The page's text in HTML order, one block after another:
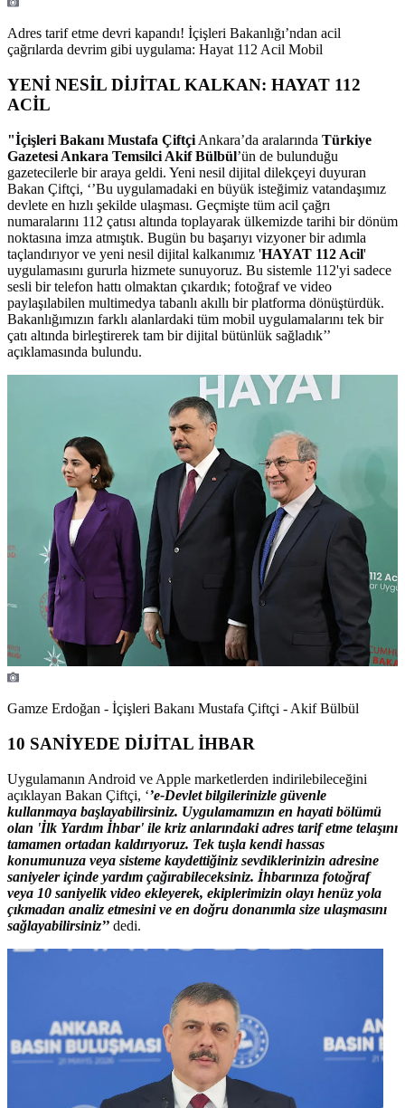
Adres tarif etme devri kapandı! İçişleri Bakanlığı’ndan acil
çağrılarda devrim gibi uygulama: Hayat 112 Acil Mobil
YENİ NESİL DİJİTAL KALKAN: HAYAT 112
ACİL
"İçişleri Bakanı Mustafa Çiftçi Ankara’da aralarında Türkiye
Gazetesi Ankara Temsilci Akif Bülbül’ün de bulunduğu
gazetecilerle bir araya geldi. Yeni nesil dijital dilekçeyi duyuran
Bakan Çiftçi, ‘’Bu uygulamadaki en büyük isteğimiz vatandaşımız
devlete en hızlı şekilde ulaşması. Geçmişte tüm acil çağrı
numaralarını 112 çatısı altında toplayarak ülkemizde tarihi bir dönüm
noktasına imza atmıştık. Bugün bu başarıyı vizyoner bir adımla
taçlandırıyor ve yeni nesil dijital kalkanımız 'HAYAT 112 Acil'
uygulamasını gururla hizmete sunuyoruz. Bu sistemle 112'yi sadece
sesli bir telefon hattı olmaktan çıkardık; fotoğraf ve video
paylaşılabilen multimedya tabanlı akıllı bir platforma dönüştürdük.
Bakanlığımızın farklı alanlardaki tüm mobil uygulamalarını tek bir
çatı altında birleştirerek tam bir dijital bütünlük sağladık’’
açıklamasında bulundu.
Gamze Erdoğan - İçişleri Bakanı Mustafa Çiftçi - Akif Bülbül
10 SANİYEDE DİJİTAL İHBAR
Uygulamanın Android ve Apple marketlerden indirilebileceğini
açıklayan Bakan Çiftçi, ‘’e-Devlet bilgilerinizle güvenle
kullanmaya başlayabilirsiniz. Uygulamamızın en hayati bölümü
olan 'İlk Yardım İhbar' ile kriz anlarındaki adres tarif etme telaşını
tamamen ortadan kaldırıyoruz. Tek tuşla kendi hassas
konumunuza veya sisteme kaydettiğiniz sevdiklerinizin adresine
saniyeler içinde yardım çağırabileceksiniz. İhbarınıza fotoğraf
veya 10 saniyelik video ekleyerek, ekiplerimizin olayı henüz yola
çıkmadan analiz etmesini ve en doğru donanımla size ulaşmasını
sağlayabilirsiniz’’ dedi.